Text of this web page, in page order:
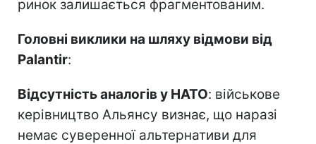
ринок залишається фрагментованим.
Головні виклики на шляху відмови від
Palantir:
Відсутність аналогів у НАТО: військове
керівництво Альянсу визнає, що наразі
немає суверенної альтернативи для